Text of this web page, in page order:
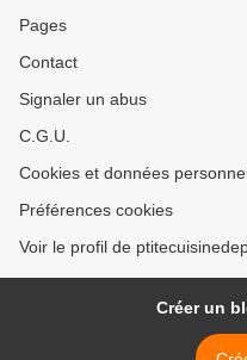
Pages
Contact
Signaler un abus
C.G.U.
Cookies et données
Préférences cookies
Voir le profil de
Créer un